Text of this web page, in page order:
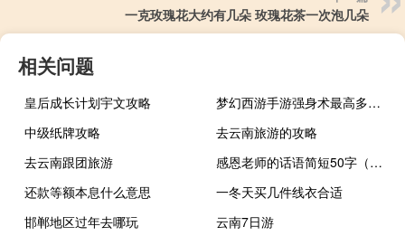
一克玫瑰花大约有几朵 玫瑰花茶一次泡几朵
相关问题
皇后成长计划宇文攻略
梦幻西游手游强身术最高多少级
中级纸牌攻略
去云南旅游的攻略
去云南跟团旅游
感恩老师的话语简短50字（感恩老师的话语）
还款等额本息什么意思
一冬天买几件线衣合适
邯郸地区过年去哪玩
云南7日游